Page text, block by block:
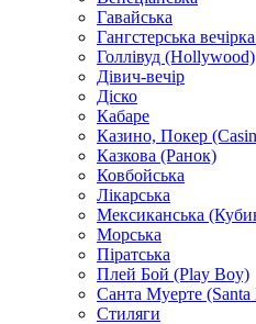
Гавайська
Гангстерська
Голлівуд (Hollywood)
Дівич-вечір
Діско
Кабаре
Казино, Покер
Казкова (Ранок)
Ковбойська
Лікарська
Мексиканська
Морська
Піратська
Плей Бой (Play Boy)
Санта Муерте (Santa
Стиляги